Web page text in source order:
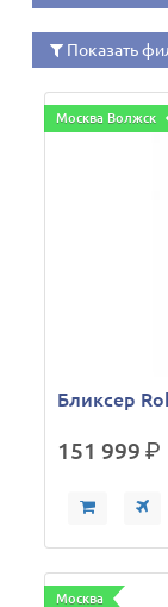
Показать
Москва Волжск
Бликсер
151 999р.
Москва